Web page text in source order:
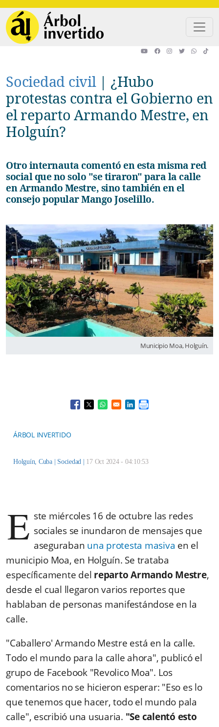
Sociedad civil| ¿Hubo
protestas contra el Gobierno en
el reparto Armando Mestre, en
Holguín?
Otro internauta comentó en esta misma red
social que no solo "se tiraron" para la calle
en Armando Mestre, sino también en el
consejo popular Mango Joselillo.
Municipio Moa, Holguín.
Opens in a new window
Opens in a new window
Opens in a new window
Opens in a new window
ÁRBOL INVERTIDO
Holguín, Cuba | Sociedad | 17 Oct 2024 - 04:10:53
E ste miércoles 16 de octubre las redes
sociales se inundaron de mensajes que
aseguraban una protesta masiva en el
municipio Moa, en Holguín. Se trataba
específicamente del reparto Armando Mestre,
desde el cual llegaron varios reportes que
hablaban de personas manifestándose en la
calle.
"Caballero' Armando Mestre está en la calle.
Todo el mundo para la calle ahora", publicó el
grupo de Facebook "Revolico Moa". Los
comentarios no se hicieron esperar: "Eso es lo
que tenemos que hacer, todo el mundo pala
calle", escribió una usuaria. "Se calentó esto